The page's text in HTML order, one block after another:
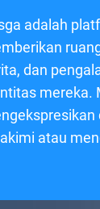
adalah
dan
mereka.
atau